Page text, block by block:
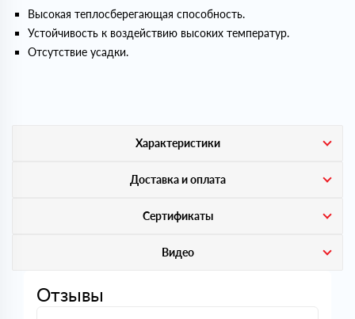
Высокая теплосберегающая способность.
Устойчивость к воздействию высоких температур.
Отсутствие усадки.
Характеристики
Доставка и оплата
Сертификаты
Видео
Отзывы